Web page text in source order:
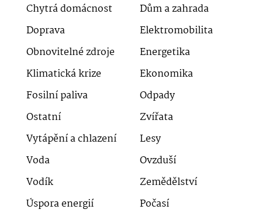
Chytrá domácnost
Dům a zahrada
Doprava
Elektromobilita
Obnovitelné zdroje
Energetika
Klimatická krize
Ekonomika
Fosilní paliva
Odpady
Ostatní
Zvířata
Vytápění a chlazení
Lesy
Voda
Ovzduší
Vodík
Zemědělství
Úspora energií
Počasí